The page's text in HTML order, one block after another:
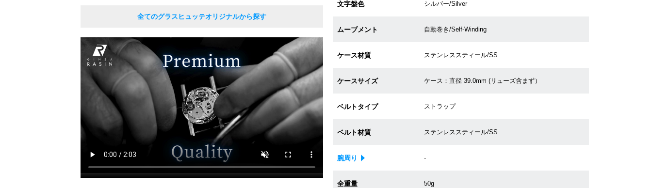
全てのグラスヒュッテオリジナルから探す
文字盤色 シルバー/Silver
ムーブメント 自動巻き/Self-Winding
ケース材質 ステンレススティール/SS
ケースサイズ ケース：直径 39.0mm (リューズ含まず）
ベルトタイプ ストラップ
ベルト材質 ステンレススティール/SS
腕周り -
全重量 50g